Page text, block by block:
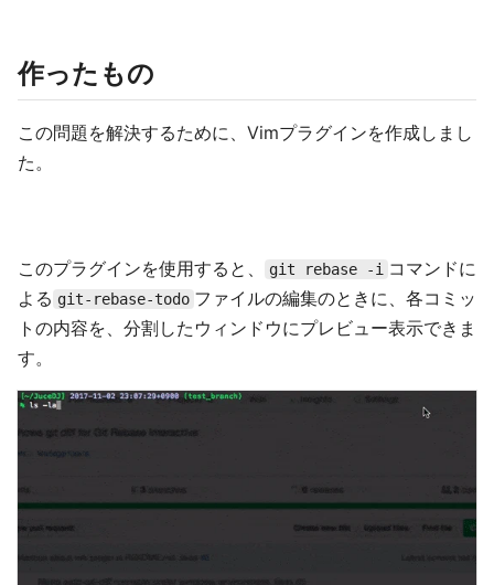
作ったもの
この問題を解決するために、Vimプラグインを作成しまし
た。
このプラグインを使用すると、 git rebase -i コマンドに
よる git-rebase-todo ファイルの編集のときに、各コミッ
トの内容を、分割したウィンドウにプレビュー表示できま
す。